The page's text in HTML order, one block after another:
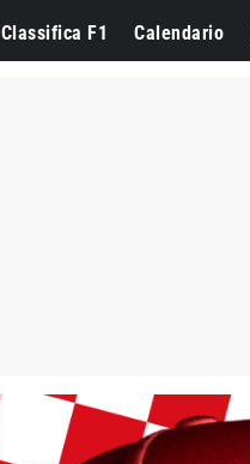
Classifica F1 Calendario